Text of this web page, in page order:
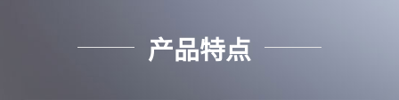
产品特点